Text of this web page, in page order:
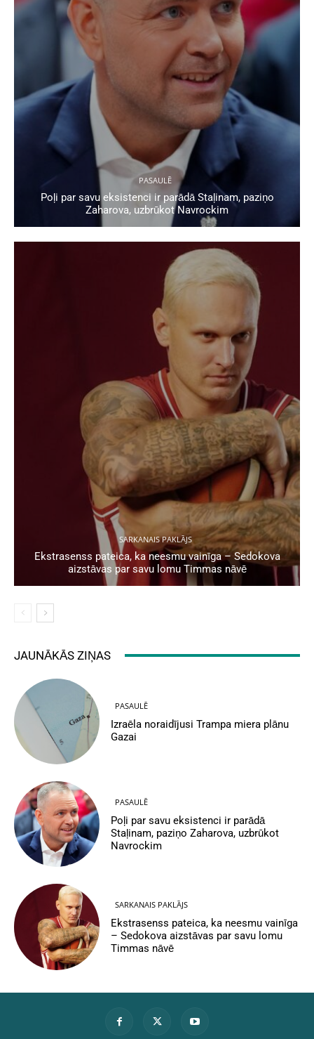
PASAULĒ
Poļi par savu eksistenci ir parādā Staļinam, paziņo
Zaharova, uzbrūkot Navrockim
SARKANAIS PAKLĀJS
Ekstrasenss pateica, ka neesmu vainīga – Sedokova
aizstāvas par savu lomu Timmas nāvē
JAUNĀKĀS ZIŅAS
PASAULĒ
Izraēla noraidījusi Trampa miera plānu
Gazai
PASAULĒ
Poļi par savu eksistenci ir parādā
Staļinam, paziņo Zaharova, uzbrūkot
Navrockim
SARKANAIS PAKLĀJS
Ekstrasenss pateica, ka neesmu vainīga
– Sedokova aizstāvas par savu lomu
Timmas nāvē